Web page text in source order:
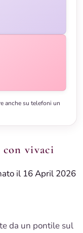
anche su telefoni un
vivaci
il 16 April 2026
da un pontile sul